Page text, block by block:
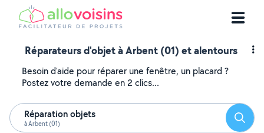
Réparateurs d'objet à Arbent (01) et alentours
Besoin d'aide pour réparer une fenêtre, un placard ?
Postez votre demande en 2 clics...
Réparation objets
à Arbent (01)